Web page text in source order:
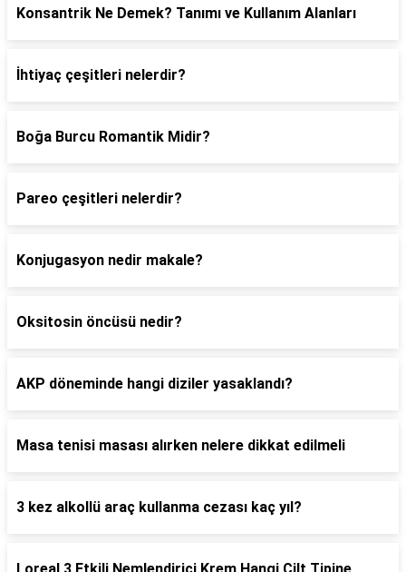
Konsantrik Ne Demek? Tanımı ve Kullanım Alanları
İhtiyaç çeşitleri nelerdir?
Boğa Burcu Romantik Midir?
Pareo çeşitleri nelerdir?
Konjugasyon nedir makale?
Oksitosin öncüsü nedir?
AKP döneminde hangi diziler yasaklandı?
Masa tenisi masası alırken nelere dikkat edilmeli
3 kez alkollü araç kullanma cezası kaç yıl?